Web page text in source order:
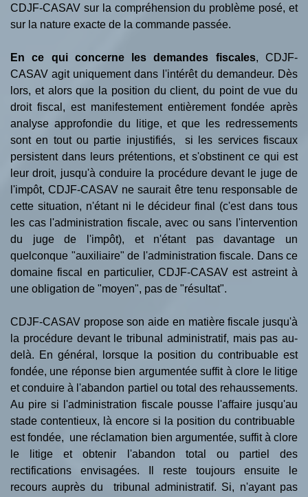
CDJF-CASAV sur la compréhension du problème posé, et
sur la nature exacte de la commande passée.
En ce qui concerne les demandes fiscales, CDJF-
CASAV agit uniquement dans l'intérêt du demandeur. Dès
lors, et alors que la position du client, du point de vue du
droit fiscal, est manifestement entièrement fondée après
analyse approfondie du litige, et que les redressements
sont en tout ou partie injustifiés, si les services fiscaux
persistent dans leurs prétentions, et s'obstinent ce qui est
leur droit, jusqu'à conduire la procédure devant le juge de
l'impôt, CDJF-CASAV ne saurait être tenu responsable de
cette situation, n'étant ni le décideur final (c'est dans tous
les cas l'administration fiscale, avec ou sans l'intervention
du juge de l'impôt), et n'étant pas davantage un
quelconque "auxiliaire" de l'administration fiscale. Dans ce
domaine fiscal en particulier, CDJF-CASAV est astreint à
une obligation de "moyen", pas de "résultat".
CDJF-CASAV propose son aide en matière fiscale jusqu'à
la procédure devant le tribunal administratif, mais pas au-
delà. En général, lorsque la position du contribuable est
fondée, une réponse bien argumentée suffit à clore le litige
et conduire à l'abandon partiel ou total des rehaussements.
Au pire si l'administration fiscale pousse l'affaire jusqu'au
stade contentieux, là encore si la position du contribuable
est fondée, une réclamation bien argumentée, suffit à clore
le litige et obtenir l'abandon total ou partiel des
rectifications envisagées. Il reste toujours ensuite le
recours auprès du tribunal administratif. Si, n'ayant pas